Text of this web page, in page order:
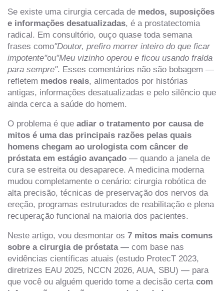
Se existe uma cirurgia cercada de medos, suposições
e informações desatualizadas, é a prostatectomia
radical. Em consultório, ouço quase toda semana
frases como"Doutor, prefiro morrer inteiro do que ficar
impotente"ou"Meu vizinho operou e ficou usando fralda
para sempre". Esses comentários não são bobagem —
refletem medos reais, alimentados por histórias
antigas, informações desatualizadas e pelo silêncio que
ainda cerca a saúde do homem.
O problema é que adiar o tratamento por causa de
mitos é uma das principais razões pelas quais
homens chegam ao urologista com câncer de
próstata em estágio avançado — quando a janela de
cura se estreita ou desaparece. A medicina moderna
mudou completamente o cenário: cirurgia robótica de
alta precisão, técnicas de preservação dos nervos da
ereção, programas estruturados de reabilitação e plena
recuperação funcional na maioria dos pacientes.
Neste artigo, vou desmontar os 7 mitos mais comuns
sobre a cirurgia de próstata— com base nas
evidências científicas atuais (estudo ProtecT 2023,
diretrizes EAU 2025, NCCN 2026, AUA, SBU) — para
que você ou alguém querido tome a decisão certa com